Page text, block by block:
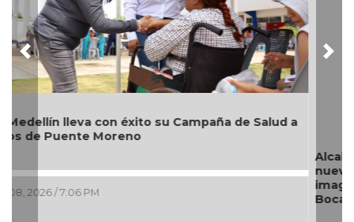
Alcaldesa Maryjose Gamboa Torales presenta 17
nuevos módulos comerciales para mejorar la
imagen de las playas e impulsar la economía de
Boca del Río
Previous